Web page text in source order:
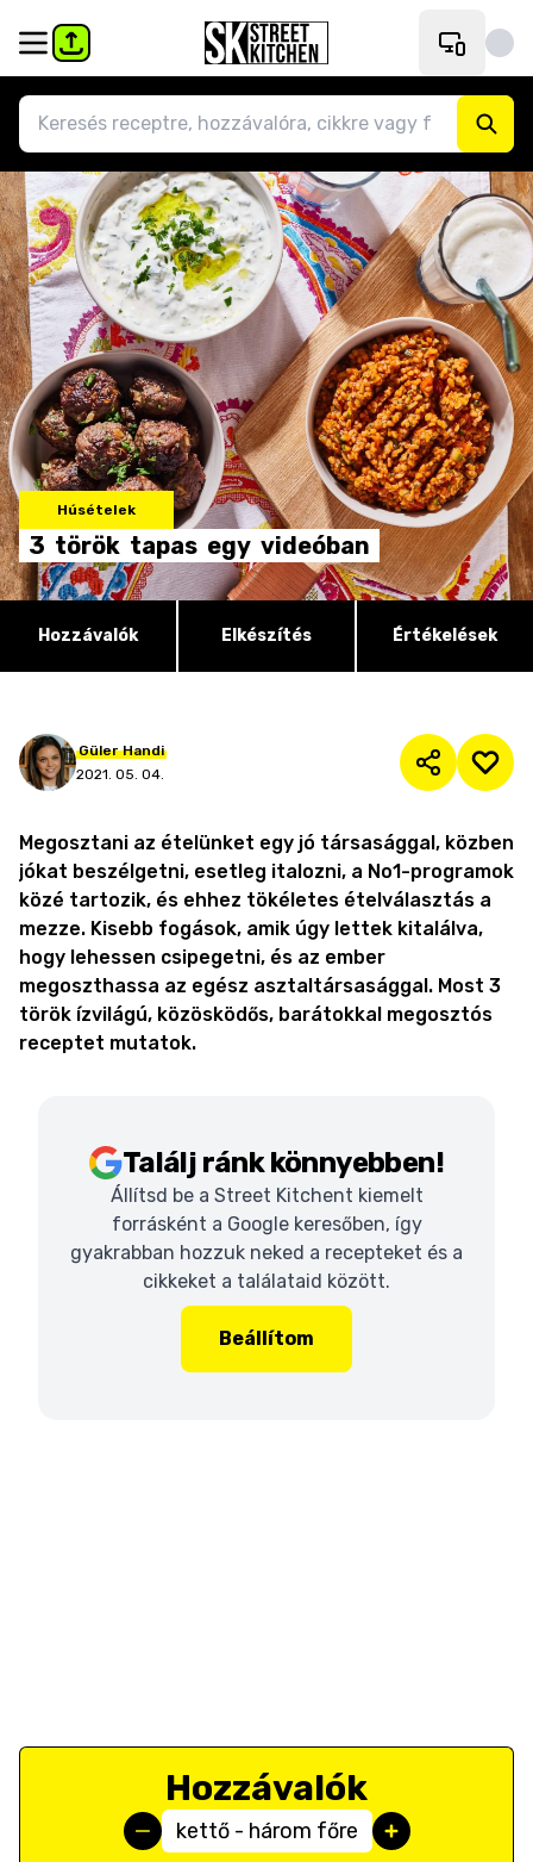
Húsételek
3 török tapas egy videóban
Hozzávalók Elkészítés Értékelések
Güler Handi
2021. 05. 04.
Megosztani az ételünket egy jó társasággal, közben
jókat beszélgetni, esetleg italozni, a No1-programok
közé tartozik, és ehhez tökéletes ételválasztás a
mezze. Kisebb fogások, amik úgy lettek kitalálva,
hogy lehessen csipegetni, és az ember
megoszthassa az egész asztaltársasággal. Most 3
török ízvilágú, közösködős, barátokkal megosztós
receptet mutatok.
Találj ránk könnyebben!
Állítsd be a Street Kitchent kiemelt
forrásként a Google keresőben, így
gyakrabban hozzuk neked a recepteket és a
cikkeket a találataid között.
Beállítom
Hozzávalók
kettő - három főre